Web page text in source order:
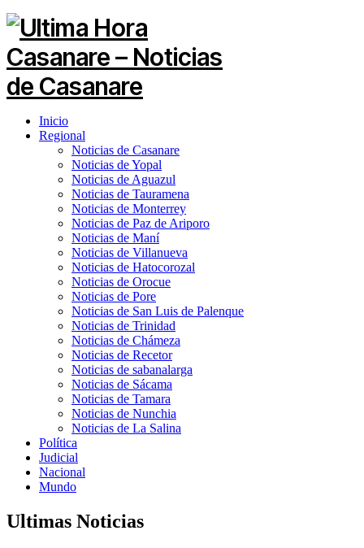
Inicio
Regional
Noticias de Casanare
Noticias de Yopal
Noticias de Aguazul
Noticias de Tauramena
Noticias de Monterrey
Noticias de Paz de Ariporo
Noticias de Maní
Noticias de Villanueva
Noticias de Hatocorozal
Noticias de Orocue
Noticias de Pore
Noticias de San Luis de Palenque
Noticias de Trinidad
Noticias de Chámeza
Noticias de Recetor
Noticias de sabanalarga
Noticias de Sácama
Noticias de Tamara
Noticias de Nunchia
Noticias de La Salina
Política
Judicial
Nacional
Mundo
Ultimas Noticias